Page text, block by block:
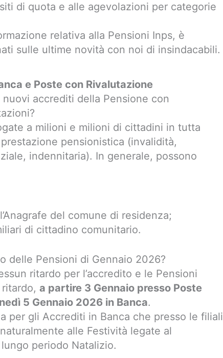
di quota e alle agevolazioni per categorie
relativa alla Pensioni Inps, è
sulle ultime novità con noi di insindacabili.
e Poste con Rivalutazione
accrediti della Pensione con
a milioni e milioni di cittadini in tutta
pensionistica (invalidità,
indennitaria). In generale, possono
del comune di residenza;
di cittadino comunitario.
delle Pensioni di Gennaio 2026?
ritardo per l’accredito e le Pensioni
a partire 3 Gennaio presso Poste
5 Gennaio 2026 in Banca.
per gli Accrediti in Banca che presso le filiali
alle Festività legate al
periodo Natalizio.